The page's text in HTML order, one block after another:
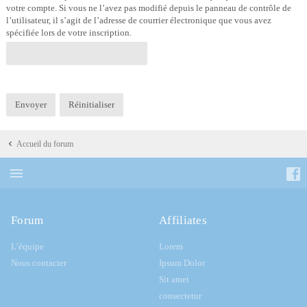
votre compte. Si vous ne l’avez pas modifié depuis le panneau de contrôle de
l’utilisateur, il s’agit de l’adresse de courrier électronique que vous avez
spécifiée lors de votre inscription.
Accueil du forum
Forum
L’équipe
Nous contacter
Affiliates
Lorem
Ipsum Dolor
Sit amet
consectetur